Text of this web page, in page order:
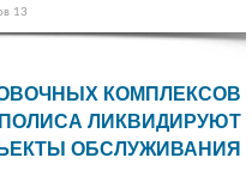
13
КОМПЛЕКСОВ
ЛИКВИДИРУЮТ
ОБСЛУЖИВАНИЯ